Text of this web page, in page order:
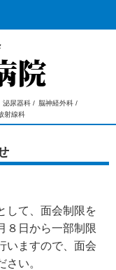
泌尿器科 / 脳神経外科 /
射線科
して、面会制限を
８日から一部制限
いますので、面会
い。